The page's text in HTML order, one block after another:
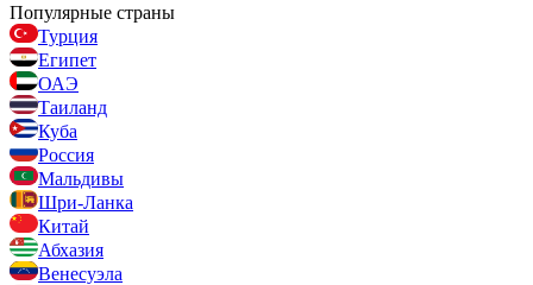
Популярные страны
Турция
Египет
ОАЭ
Таиланд
Куба
Россия
Мальдивы
Шри-Ланка
Китай
Абхазия
Венесуэла